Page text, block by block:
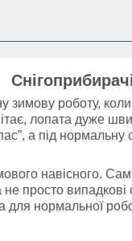
зимову роботу,
лопата дуже
а під нормальну
навісного.
не просто
для нормальної